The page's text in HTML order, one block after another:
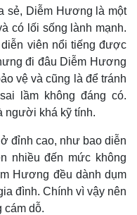
Magazine
sẻ, Diễm Hương là một
có lối sống lành mạnh.
viên nổi tiếng được
đi đâu Diễm Hương
vệ và cũng là để tránh
lầm không đáng có.
người khá kỹ tính.
đỉnh cao, như bao diễn
nhiều đến mức không
Hương đều dành dụm
đình. Chính vì vậy nên
dỗ.